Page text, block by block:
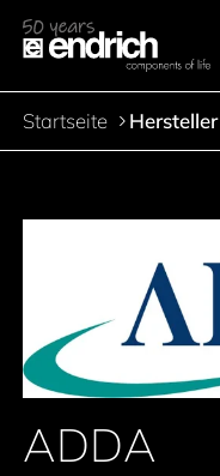
Zum Inhalt springen
Pfadnavigation
Startseite Hersteller
ADDA